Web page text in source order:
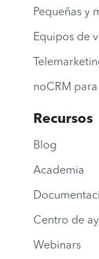
Pequeñas y
Equipos de
noCRM
Recursos
Blog
Academia
Centro de
Webinars